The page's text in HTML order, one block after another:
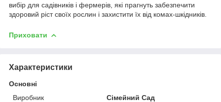
вибір для садівників і фермерів, які прагнуть забезпечити
здоровий ріст своїх рослин і захистити їх від комах-шкідників.
Приховати
Характеристики
Основні
Виробник
Сімейний Сад